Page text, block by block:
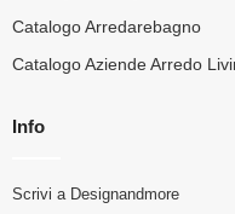
Catalogo Arredarebagno
Catalogo Aziende Arredo
Info
Scrivi a Designandmore